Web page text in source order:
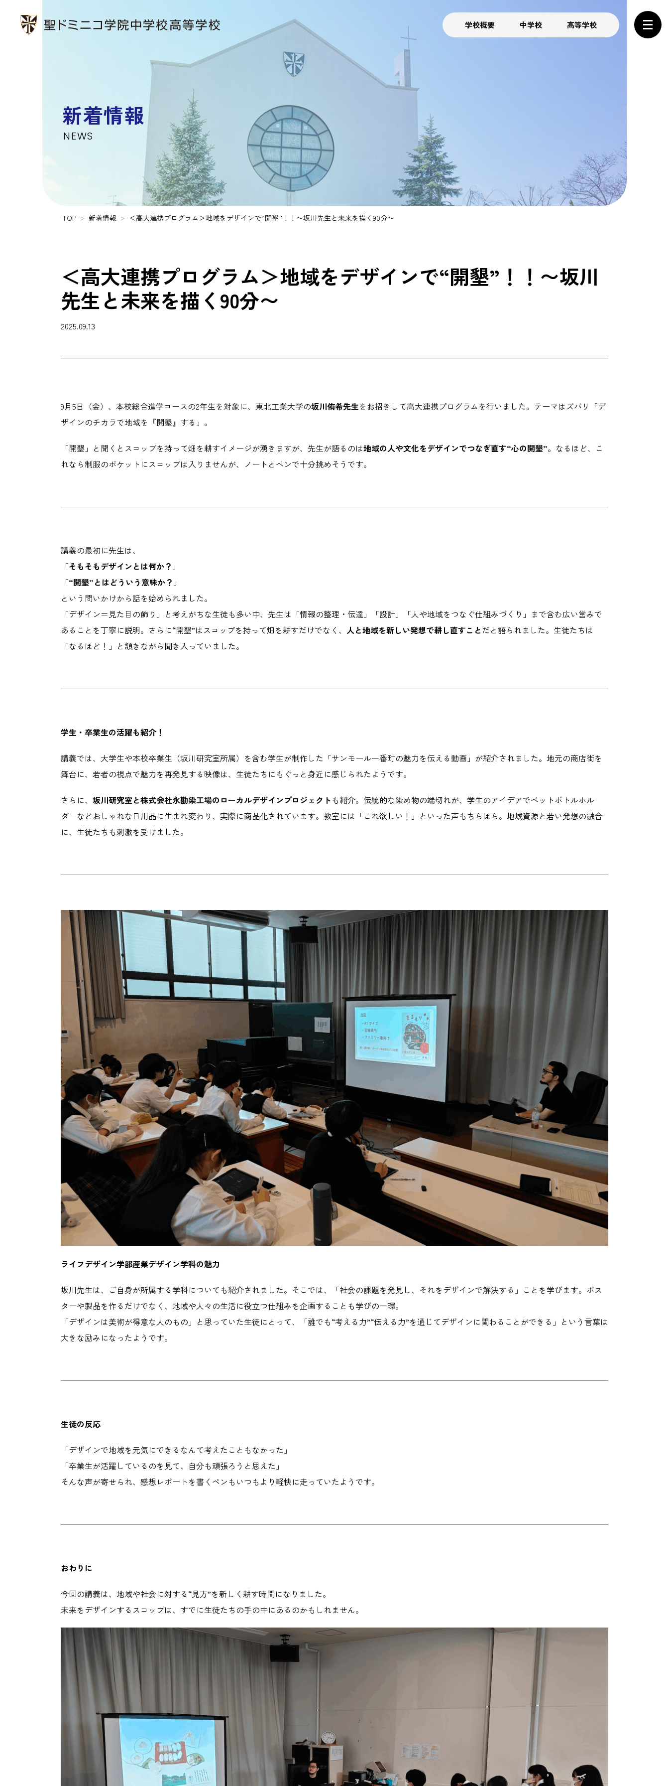
学校概要 中学校 高等学校
新着情報
NEWS
TOP 新着情報 ＜高大連携プログラム＞地域をデザインで“開墾”！！〜坂川先生と未来を描く90分〜
＜高大連携プログラム＞地域をデザインで“開墾”！！〜坂川
先生と未来を描く90分〜
2025.09.13
9月5日（金）、本校総合進学コースの2年生を対象に、東北工業大学の坂川侑希先生をお招きして高大連携プログラムを行いました。テーマはズバリ「デ
ザインのチカラで地域を『開墾』する」。
「開墾」と聞くとスコップを持って畑を耕すイメージが湧きますが、先生が語るのは地域の人や文化をデザインでつなぎ直す“心の開墾”。なるほど、こ
れなら制服のポケットにスコップは入りませんが、ノートとペンで十分挑めそうです。
講義の最初に先生は、
「そもそもデザインとは何か？ 」
「“開墾”とはどういう意味か？ 」
という問いかけから話を始められました。
「デザイン＝見た目の飾り」と考えがちな生徒も多い中、先生は「情報の整理・伝達」「設計」「人や地域をつなぐ仕組みづくり」まで含む広い営みで
あることを丁寧に説明。さらに“開墾”はスコップを持って畑を耕すだけでなく、 人と地域を新しい発想で耕し直すことだと語られました。生徒たちは
「なるほど！」と頷きながら聞き入っていました。
学生・卒業生の活躍も紹介！
講義では、大学生や本校卒業生（坂川研究室所属）を含む学生が制作した「サンモール一番町の魅力を伝える動画」が紹介されました。地元の商店街を
舞台に、若者の視点で魅力を再発見する映像は、生徒たちにもぐっと身近に感じられたようです。
さらに、 坂川研究室と株式会社永勘染工場のローカルデザインプロジェクトも紹介。伝統的な染め物の端切れが、学生のアイデアでペットボトルホル
ダーなどおしゃれな日用品に生まれ変わり、実際に商品化されています。教室には「これ欲しい！」といった声もちらほら。地域資源と若い発想の融合
に、生徒たちも刺激を受けました。
ライフデザイン学部産業デザイン学科の魅力
坂川先生は、ご自身が所属する学科についても紹介されました。そこでは、「社会の課題を発見し、それをデザインで解決する」ことを学びます。ポス
ターや製品を作るだけでなく、地域や人々の生活に役立つ仕組みを企画することも学びの一環。
「デザインは美術が得意な人のもの」と思っていた生徒にとって、「誰でも“考える力”“伝える力”を通じてデザインに関わることができる」という言葉は
大きな励みになったようです。
生徒の反応
「デザインで地域を元気にできるなんて考えたこともなかった」
「卒業生が活躍しているのを見て、自分も頑張ろうと思えた」
そんな声が寄せられ、感想レポートを書くペンもいつもより軽快に走っていたようです。
おわりに
今回の講義は、地域や社会に対する“見方”を新しく耕す時間になりました。
未来をデザインするスコップは、すでに生徒たちの手の中にあるのかもしれません。